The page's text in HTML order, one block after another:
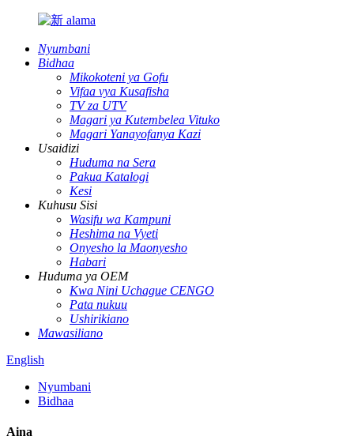
Nyumbani
Bidhaa
Mikokoteni ya Gofu
Vifaa vya Kusafisha
TV za UTV
Magari ya Kutembelea Vituko
Magari Yanayofanya Kazi
Usaidizi
Huduma na Sera
Pakua Katalogi
Kesi
Kuhusu Sisi
Wasifu wa Kampuni
Heshima na Vyeti
Onyesho la Maonyesho
Habari
Huduma ya OEM
Kwa Nini Uchague CENGO
Pata nukuu
Ushirikiano
Mawasiliano
English
Nyumbani
Bidhaa
Aina